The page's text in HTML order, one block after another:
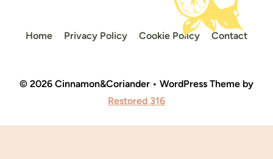
Home Privacy Policy Cookie Policy Contact
© 2026 Cinnamon&Coriander • WordPress Theme by
Restored 316